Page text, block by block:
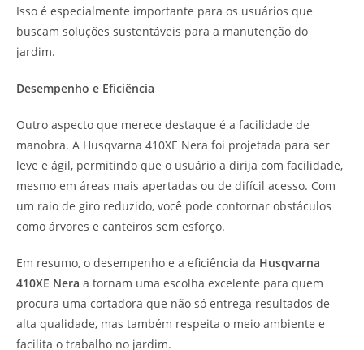
Isso é especialmente importante para os usuários que
buscam soluções sustentáveis para a manutenção do
jardim.
Desempenho e Eficiência
Outro aspecto que merece destaque é a facilidade de
manobra. A Husqvarna 410XE Nera foi projetada para ser
leve e ágil, permitindo que o usuário a dirija com facilidade,
mesmo em áreas mais apertadas ou de difícil acesso. Com
um raio de giro reduzido, você pode contornar obstáculos
como árvores e canteiros sem esforço.
Em resumo, o desempenho e a eficiência da Husqvarna
410XE Nera a tornam uma escolha excelente para quem
procura uma cortadora que não só entrega resultados de
alta qualidade, mas também respeita o meio ambiente e
facilita o trabalho no jardim.